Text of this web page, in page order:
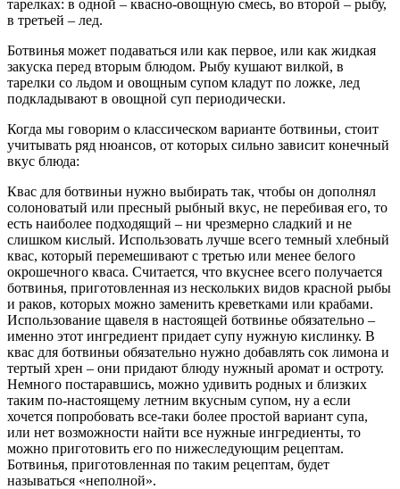
тарелках: в одной – квасно-овощную смесь, во второй – рыбу,
в третьей – лед.
Ботвинья может подаваться или как первое, или как жидкая
закуска перед вторым блюдом. Рыбу кушают вилкой, в
тарелки со льдом и овощным супом кладут по ложке, лед
подкладывают в овощной суп периодически.
Когда мы говорим о классическом варианте ботвиньи, стоит
учитывать ряд нюансов, от которых сильно зависит конечный
вкус блюда:
Квас для ботвиньи нужно выбирать так, чтобы он дополнял
солоноватый или пресный рыбный вкус, не перебивая его, то
есть наиболее подходящий – ни чрезмерно сладкий и не
слишком кислый. Использовать лучше всего темный хлебный
квас, который перемешивают с третью или менее белого
окрошечного кваса. Считается, что вкуснее всего получается
ботвинья, приготовленная из нескольких видов красной рыбы
и раков, которых можно заменить креветками или крабами.
Использование щавеля в настоящей ботвинье обязательно –
именно этот ингредиент придает супу нужную кислинку. В
квас для ботвиньи обязательно нужно добавлять сок лимона и
тертый хрен – они придают блюду нужный аромат и остроту.
Немного постаравшись, можно удивить родных и близких
таким по-настоящему летним вкусным супом, ну а если
хочется попробовать все-таки более простой вариант супа,
или нет возможности найти все нужные ингредиенты, то
можно приготовить его по нижеследующим рецептам.
Ботвинья, приготовленная по таким рецептам, будет
называться «неполной».